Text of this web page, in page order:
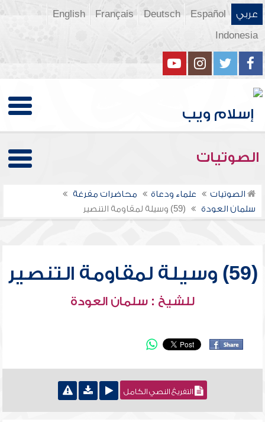
عربي Español
Deutsch
Français
English
Indonesia
الصوتيات
الصوتيات علماء ودعاة
محاضرات مفرغة
سلمان العودة
(59) وسيلة لمقاومة التنصير
(59) وسيلة لمقاومة التنصير
للشيخ : سلمان العودة
التفريغ النصي الكامل